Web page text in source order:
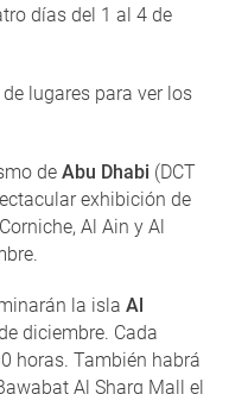
días del 1 al 4 de
lugares para ver los
de Abu Dhabi (DCT
exhibición de
Al Ain y Al
la isla Al
diciembre. Cada
horas. También habrá
Al Sharq Mall el